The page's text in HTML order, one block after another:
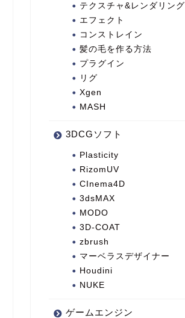
テクスチャ&レンダリング
エフェクト
コンストレイン
髪の毛を作る方法
プラグイン
リグ
Xgen
MASH
3DCGソフト
Plasticity
RizomUV
CInema4D
3dsMAX
MODO
3D-COAT
zbrush
マーベラスデザイナー
Houdini
NUKE
ゲームエンジン